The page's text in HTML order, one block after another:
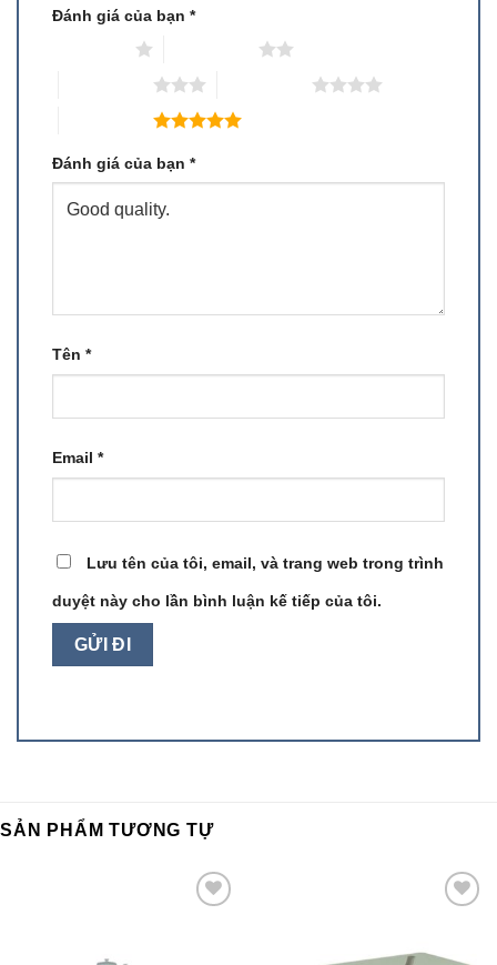
Đánh giá của bạn *
Đánh giá của bạn *
Tên *
Email *
Lưu tên của tôi, email, và trang web trong trình
duyệt này cho lần bình luận kế tiếp của tôi.
SẢN PHẨM TƯƠNG TỰ
Add to